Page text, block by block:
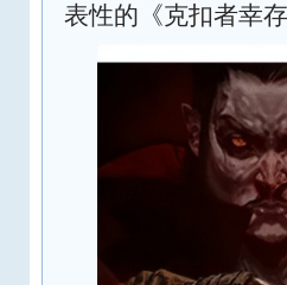
表性的《克扣者幸